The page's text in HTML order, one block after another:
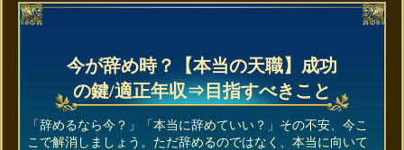
今が辞め時？【本当の天職】成功
の鍵/適正年収⇒目指すべきこと
「辞めるなら今？」「本当に辞めていい？」その不安、今こ
こで解消しましょう。ただ辞めるのではなく、本当に向いて